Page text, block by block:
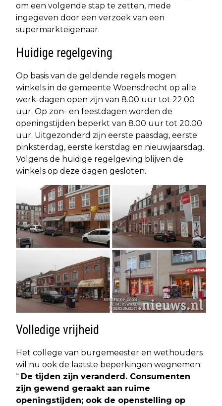
om een volgende stap te zetten, mede
ingegeven door een verzoek van een
supermarkteigenaar.
Huidige regelgeving
Op basis van de geldende regels mogen
winkels in de gemeente Woensdrecht op alle
werk-dagen open zijn van 8.00 uur tot 22.00
uur. Op zon- en feestdagen worden de
openingstijden beperkt van 8.00 uur tot 20.00
uur. Uitgezonderd zijn eerste paasdag, eerste
pinksterdag, eerste kerstdag en nieuwjaarsdag.
Volgens de huidige regelgeving blijven de
winkels op deze dagen gesloten.
Volledige vrijheid
Het college van burgemeester en wethouders
wil nu ook de laatste beperkingen wegnemen:
“ De tijden zijn veranderd. Consumenten
zijn gewend geraakt aan ruime
openingstijden; ook de openstelling op